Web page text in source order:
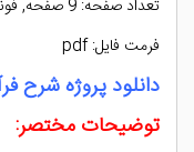
تعداد صفحه: 9 صفحه, فونت ریز با تمامی جداول و طراحی ها
فرمت فایل: pdf
دانلود پروژه شرح
توضیحات مختصر: